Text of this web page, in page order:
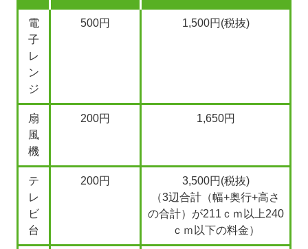
電
子
レ
ン
ジ
500円 1,500円(税抜)
扇
風
機
200円 1,650円
テ
レ
ビ
台
200円
3,500円(税抜)
（3辺合計（幅+奥行+高さ
の合計）が211ｃｍ以上240
ｃｍ以下の料金）